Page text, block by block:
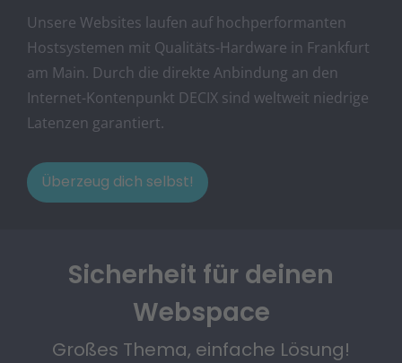
Unsere Websites laufen auf hochperformanten
Hostsystemen mit Qualitäts-Hardware in Frankfurt
am Main. Durch die direkte Anbindung an den
Internet-Kontenpunkt DECIX sind weltweit niedrige
Latenzen garantiert.
Überzeug dich selbst!
Sicherheit für deinen
Webspace
Großes Thema, einfache Lösung!